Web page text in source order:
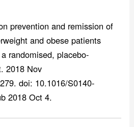
prevention and remission of
and obese patients
randomised, placebo-
2018 Nov
doi: 10.1016/S0140-
2018 Oct 4.